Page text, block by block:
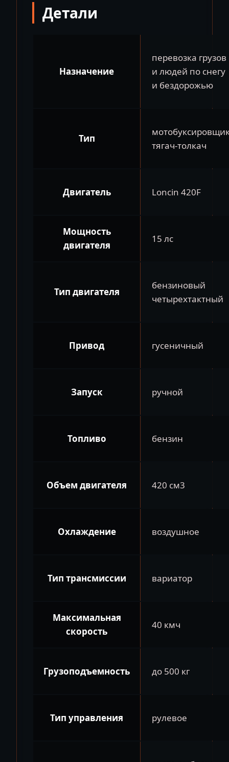
Детали
Назначение
перевозка грузов
и людей по снегу
и бездорожью
Тип
тягач-толкач
Двигатель Loncin 420F
Мощность
двигателя
15 лс
Тип двигателя
бензиновый
четырехтактный
Привод гусеничный
Запуск ручной
Топливо бензин
Объем двигателя 420 см3
Охлаждение воздушное
Тип трансмиссии вариатор
Максимальная
скорость
40 кмч
Грузоподъемность до 500 кг
Тип управления рулевое